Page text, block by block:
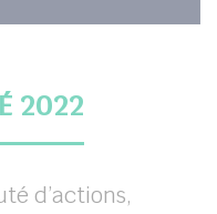
2022
d’actions,